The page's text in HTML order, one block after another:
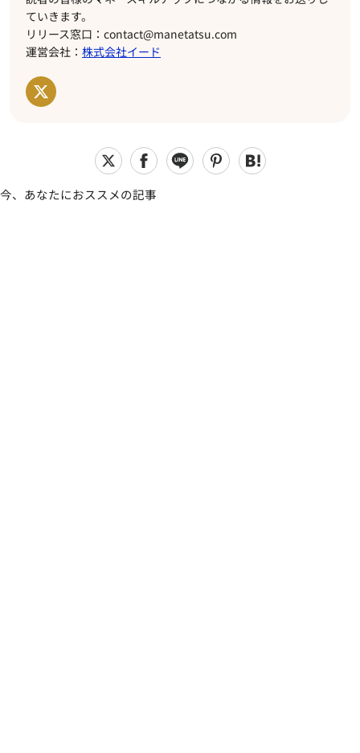
ていきます。
リリース窓口：contact@manetatsu.com
運営会社： 株式会社イード
今、あなたにおススメの記事